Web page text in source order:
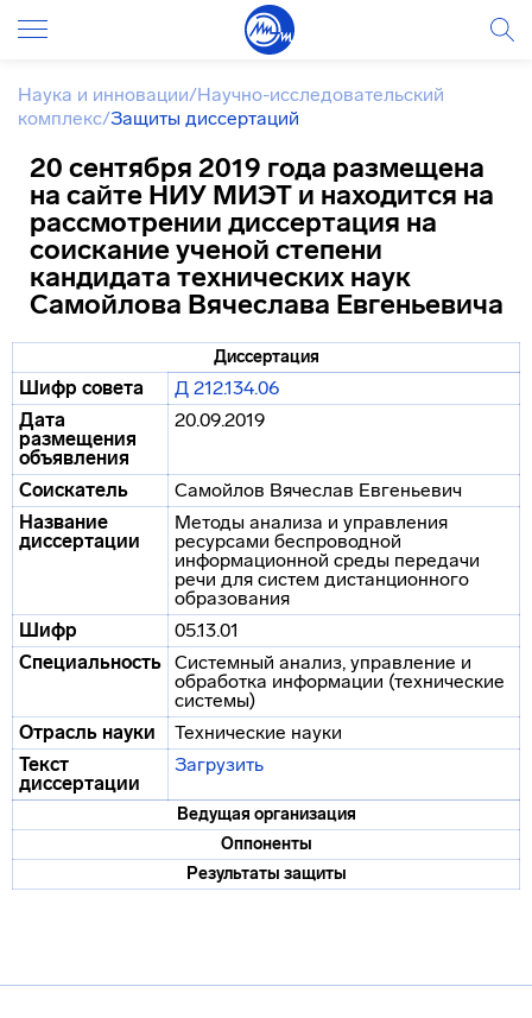
Наука и инновации/Научно-исследовательский
комплекс/Защиты диссертаций
20 сентября 2019 года размещена
на сайте НИУ МИЭТ и находится на
рассмотрении диссертация на
соискание ученой степени
кандидата технических наук
Самойлова Вячеслава Евгеньевича
Диссертация
Шифр совета
Д 212.134.06
Дата
размещения
объявления
20.09.2019
Соискатель
Самойлов Вячеслав Евгеньевич
Название
диссертации
Методы анализа и управления
ресурсами беспроводной
информационной среды передачи
речи для систем дистанционного
образования
Шифр
05.13.01
Специальность Системный анализ, управление и
обработка информации (технические
системы)
Отрасль науки
Технические науки
Текст
диссертации
Загрузить
Ведущая организация
Оппоненты
Результаты защиты